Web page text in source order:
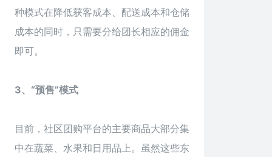
种模式在降低获客成本、配送成本和仓储
成本的同时，只需要分给团长相应的佣金
即可。
3、“预售”模式
目前，社区团购平台的主要商品大部分集
中在蔬菜、水果和日用品上。虽然这些东